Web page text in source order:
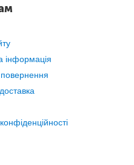
інформація